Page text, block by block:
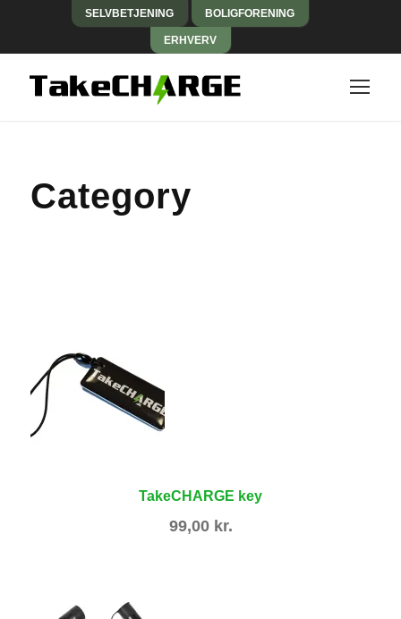
SELVBETJENING BOLIGFORENING
ERHVERV
Category
TakeCHARGE key
99,00 kr.